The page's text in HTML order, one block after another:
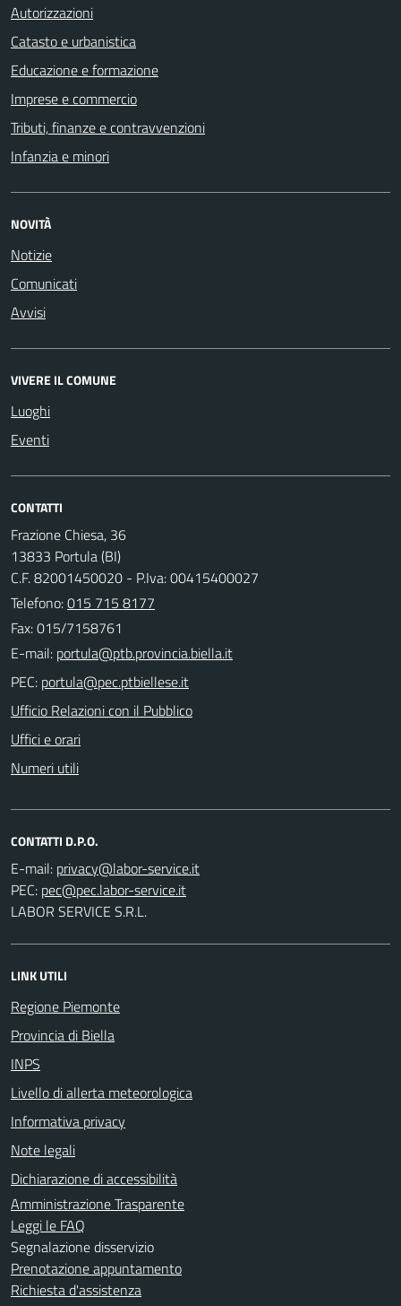
Autorizzazioni
Catasto e urbanistica
Educazione e formazione
Imprese e commercio
Tributi, finanze e contravvenzioni
Infanzia e minori
NOVITÀ
Notizie
Comunicati
Avvisi
VIVERE IL COMUNE
Luoghi
Eventi
CONTATTI
Frazione Chiesa, 36
13833 Portula (BI)
C.F. 82001450020 - P.Iva: 00415400027
Telefono:015 715 8177
Fax: 015/7158761
E-mail:
PEC:
Ufficio Relazioni con il Pubblico
Uffici e orari
Numeri utili
CONTATTI D.P.O.
E-mail:
PEC:
LABOR SERVICE S.R.L.
LINK UTILI
Regione Piemonte
Provincia di Biella
INPS
Livello di allerta meteorologica
Informativa privacy
Note legali
Dichiarazione di accessibilità
Amministrazione Trasparente
Leggi le FAQ
Segnalazione disservizio
Prenotazione appuntamento
Richiesta d'assistenza